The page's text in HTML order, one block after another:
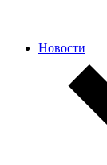
Новости